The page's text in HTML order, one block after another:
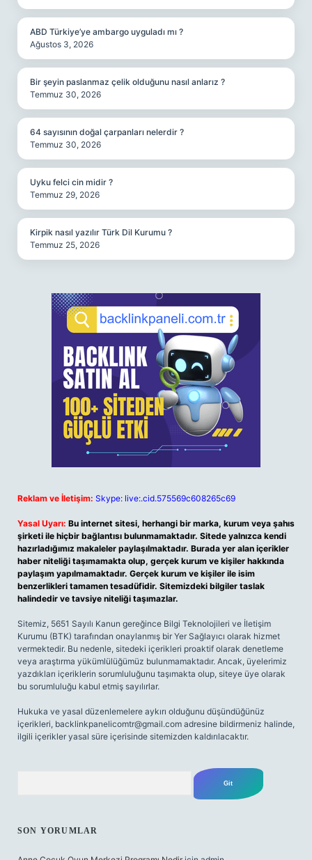
ABD Türkiye’ye ambargo uyguladı mı ?
Ağustos 3, 2026
Bir şeyin paslanmaz çelik olduğunu nasıl anlarız ?
Temmuz 30, 2026
64 sayısının doğal çarpanları nelerdir ?
Temmuz 30, 2026
Uyku felci cin midir ?
Temmuz 29, 2026
Kirpik nasıl yazılır Türk Dil Kurumu ?
Temmuz 25, 2026
Reklam ve İletişim: Skype: live:.cid.575569c608265c69
Yasal Uyarı: Bu internet sitesi, herhangi bir marka, kurum veya şahıs
şirketi ile hiçbir bağlantısı bulunmamaktadır. Sitede yalnızca kendi
hazırladığımız makaleler paylaşılmaktadır. Burada yer alan içerikler
haber niteliği taşımamakta olup, gerçek kurum ve kişiler hakkında
paylaşım yapılmamaktadır. Gerçek kurum ve kişiler ile isim
benzerlikleri tamamen tesadüfidir. Sitemizdeki bilgiler taslak
halindedir ve tavsiye niteliği taşımazlar.
Sitemiz, 5651 Sayılı Kanun gereğince Bilgi Teknolojileri ve İletişim
Kurumu (BTK) tarafından onaylanmış bir Yer Sağlayıcı olarak hizmet
vermektedir. Bu nedenle, sitedeki içerikleri proaktif olarak denetleme
veya araştırma yükümlülüğümüz bulunmamaktadır. Ancak, üyelerimiz
yazdıkları içeriklerin sorumluluğunu taşımakta olup, siteye üye olarak
bu sorumluluğu kabul etmiş sayılırlar.
Hukuka ve yasal düzenlemelere aykırı olduğunu düşündüğünüz
içerikleri, backlinkpanelicomtr@gmail.com adresine bildirmeniz halinde,
ilgili içerikler yasal süre içerisinde sitemizden kaldırılacaktır.
SON YORUMLAR